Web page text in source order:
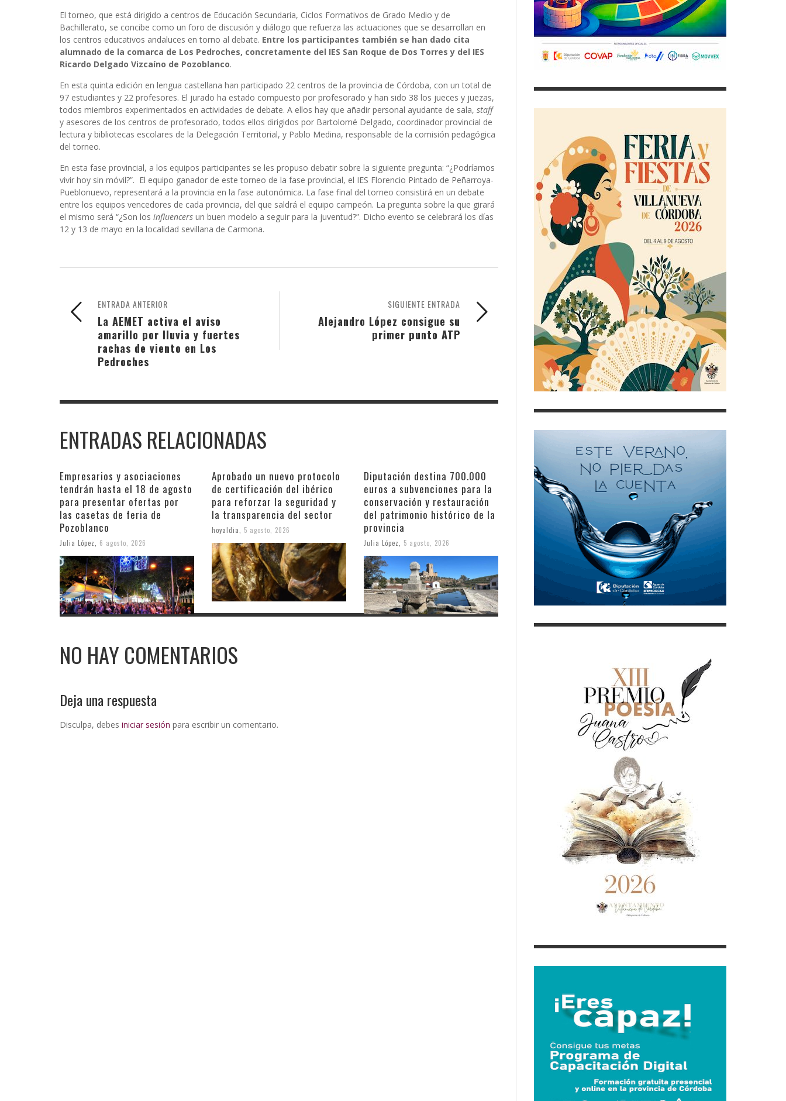
El torneo, que está dirigido a centros de Educación Secundaria, Ciclos Formativos de Grado Medio y de
Bachillerato, se concibe como un foro de discusión y diálogo que refuerza las actuaciones que se desarrollan en
los centros educativos andaluces en torno al debate. Entre los participantes también se han dado cita
alumnado de la comarca de Los Pedroches, concretamente del IES San Roque de Dos Torres y del IES
Ricardo Delgado Vizcaíno de Pozoblanco.
En esta quinta edición en lengua castellana han participado 22 centros de la provincia de Córdoba, con un total de
97 estudiantes y 22 profesores. El jurado ha estado compuesto por profesorado y han sido 38 los jueces y juezas,
todos miembros experimentados en actividades de debate. A ellos hay que añadir personal ayudante de sala, staff
y asesores de los centros de profesorado, todos ellos dirigidos por Bartolomé Delgado, coordinador provincial de
lectura y bibliotecas escolares de la Delegación Territorial, y Pablo Medina, responsable de la comisión pedagógica
del torneo.
En esta fase provincial, a los equipos participantes se les propuso debatir sobre la siguiente pregunta: “¿Podríamos
vivir hoy sin móvil?”. El equipo ganador de este torneo de la fase provincial, el IES Florencio Pintado de Peñarroya-
Pueblonuevo, representará a la provincia en la fase autonómica. La fase final del torneo consistirá en un debate
entre los equipos vencedores de cada provincia, del que saldrá el equipo campeón. La pregunta sobre la que girará
el mismo será “¿Son los influencers un buen modelo a seguir para la juventud?”. Dicho evento se celebrará los días
12 y 13 de mayo en la localidad sevillana de Carmona.
SIGUIENTE ENTRADA
Alejandro López consigue su
primer punto ATP
ENTRADA ANTERIOR
La AEMET activa el aviso
amarillo por lluvia y fuertes
rachas de viento en Los
Pedroches
ENTRADAS RELACIONADAS
Empresarios y asociaciones
tendrán hasta el 18 de agosto
para presentar ofertas por
las casetas de feria de
Pozoblanco
Julia López 6 agosto, 2026
Aprobado un nuevo protocolo
de certificación del ibérico
para reforzar la seguridad y
la transparencia del sector
hoyaldia 5 agosto, 2026
Diputación destina 700.000
euros a subvenciones para la
conservación y restauración
del patrimonio histórico de la
provincia
Julia López 5 agosto, 2026
NO HAY COMENTARIOS
Deja una respuesta
Disculpa, debes iniciar sesión para escribir un comentario.